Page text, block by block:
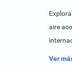
aire
Ver